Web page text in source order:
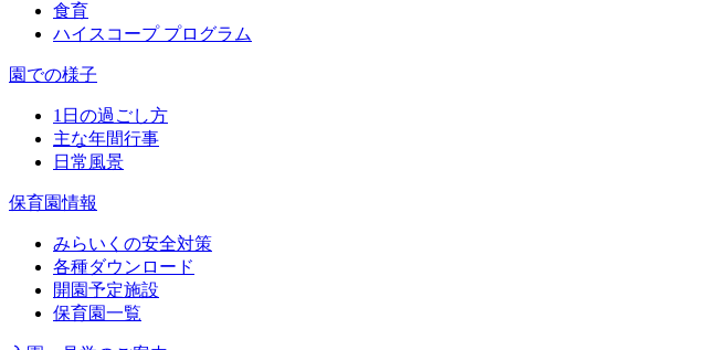
食育
ハイスコープ プログラム
園での様子
1日の過ごし方
主な年間行事
日常風景
保育園情報
みらいくの安全対策
各種ダウンロード
開園予定施設
保育園一覧